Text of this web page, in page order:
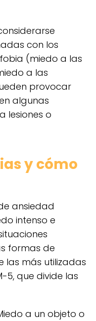
con los
(miedo a las
a las
provocar
algunas
lesiones o
y cómo
ansiedad
intenso e
formas de
las más utilizadas
5, que divide las
a un objeto o